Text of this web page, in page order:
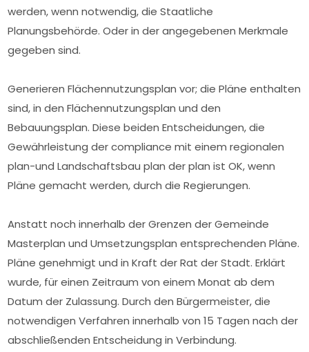
werden, wenn notwendig, die Staatliche
Planungsbehörde. Oder in der angegebenen Merkmale
gegeben sind.
Generieren Flächennutzungsplan vor; die Pläne enthalten
sind, in den Flächennutzungsplan und den
Bebauungsplan. Diese beiden Entscheidungen, die
Gewährleistung der compliance mit einem regionalen
plan-und Landschaftsbau plan der plan ist OK, wenn
Pläne gemacht werden, durch die Regierungen.
Anstatt noch innerhalb der Grenzen der Gemeinde
Masterplan und Umsetzungsplan entsprechenden Pläne.
Pläne genehmigt und in Kraft der Rat der Stadt. Erklärt
wurde, für einen Zeitraum von einem Monat ab dem
Datum der Zulassung. Durch den Bürgermeister, die
notwendigen Verfahren innerhalb von 15 Tagen nach der
abschließenden Entscheidung in Verbindung.